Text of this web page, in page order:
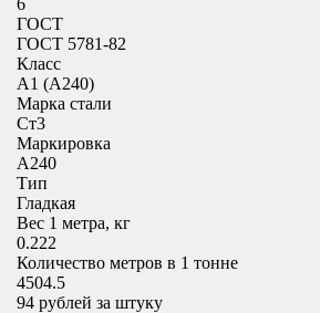
6
ГОСТ
ГОСТ 5781-82
Класс
А1 (А240)
Марка стали
Ст3
Маркировка
А240
Тип
Гладкая
Вес 1 метра, кг
0.222
Количество метров в 1 тонне
4504.5
94 рублей за штуку